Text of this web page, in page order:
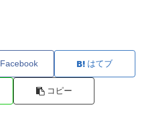
Facebook はてブ
コピー